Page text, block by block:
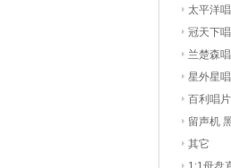
太平洋
冠天下
兰楚森
星外星
百利唱片
留声机
其它